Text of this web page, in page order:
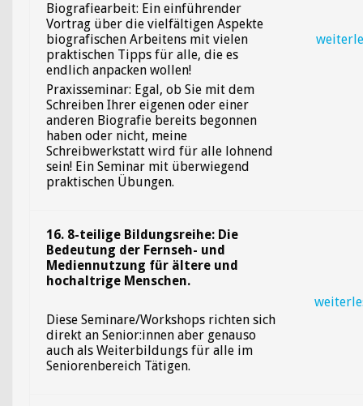
Biografiearbeit: Ein einführender
Vortrag über die vielfältigen Aspekte
biografischen Arbeitens mit vielen
praktischen Tipps für alle, die es
endlich anpacken wollen!
Praxisseminar: Egal, ob Sie mit dem
Schreiben Ihrer eigenen oder einer
anderen Biografie bereits begonnen
haben oder nicht, meine
Schreibwerkstatt wird für alle lohnend
sein! Ein Seminar mit überwiegend
praktischen Übungen.
16. 8-teilige Bildungsreihe: Die
Bedeutung der Fernseh- und
Mediennutzung für ältere und
hochaltrige Menschen.
Diese Seminare/Workshops richten sich
direkt an Senior:innen aber genauso
auch als Weiterbildungs für alle im
Seniorenbereich Tätigen.